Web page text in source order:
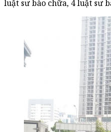
luật sư bào chữa, 4 luật sư